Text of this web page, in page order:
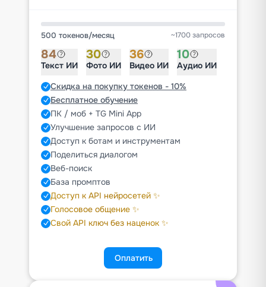
500 токенов/месяц ~1700 запросов
84
Текст ИИ
30
Фото ИИ
36
Видео ИИ
10
Аудио ИИ
Скидка на покупку токенов - 10%
Бесплатное обучение
ПК / моб + TG Mini App
Улучшение запросов с ИИ
Доступ к ботам и инструментам
Поделиться диалогом
Веб-поиск
База промптов
Доступ к API нейросетей ✨
Голосовое общение ✨
Свой API ключ без наценок ✨
Оплатить